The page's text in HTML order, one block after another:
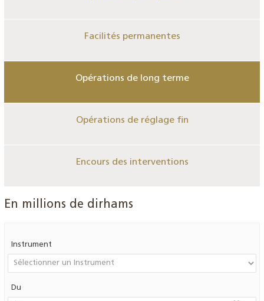
Facilités permanentes
Opérations de long terme
Opérations de réglage fin
Encours des interventions
En millions de dirhams
Instrument
Du